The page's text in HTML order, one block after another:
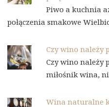
Piwo a kuchnia
połączenia smakowe
Czy wino należy
Czy wino należy
miłośnik wina,
Wina naturalne